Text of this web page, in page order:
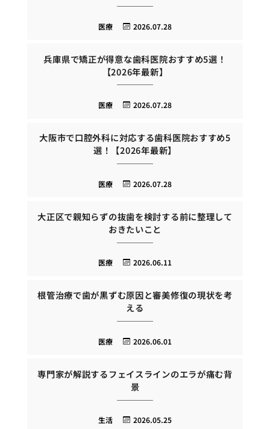
2026.07.28
医療
兵庫県で矯正が得意な歯科医院おすすめ5選！
【2026年最新】
2026.07.28
医療
大阪市で口腔外科に対応する歯科医院おすすめ5
選！【2026年最新】
2026.07.28
医療
大正区で親知らずの抜歯を検討する前に整理して
おきたいこと
2026.06.11
医療
根管治療で歯が黒ずむ原因と審美修復の現状を考
える
2026.06.01
医療
専門家が解説するフェイスラインのエラが痛む背
景
2026.05.25
生活